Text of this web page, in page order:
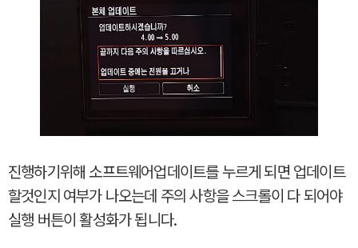
진행하기위해 소프트웨어업데이트를 누르게 되면 업데이트
할것인지 여부가 나오는데 주의 사항을 스크롤이 다 되어야
실행 버튼이 활성화가 됩니다.